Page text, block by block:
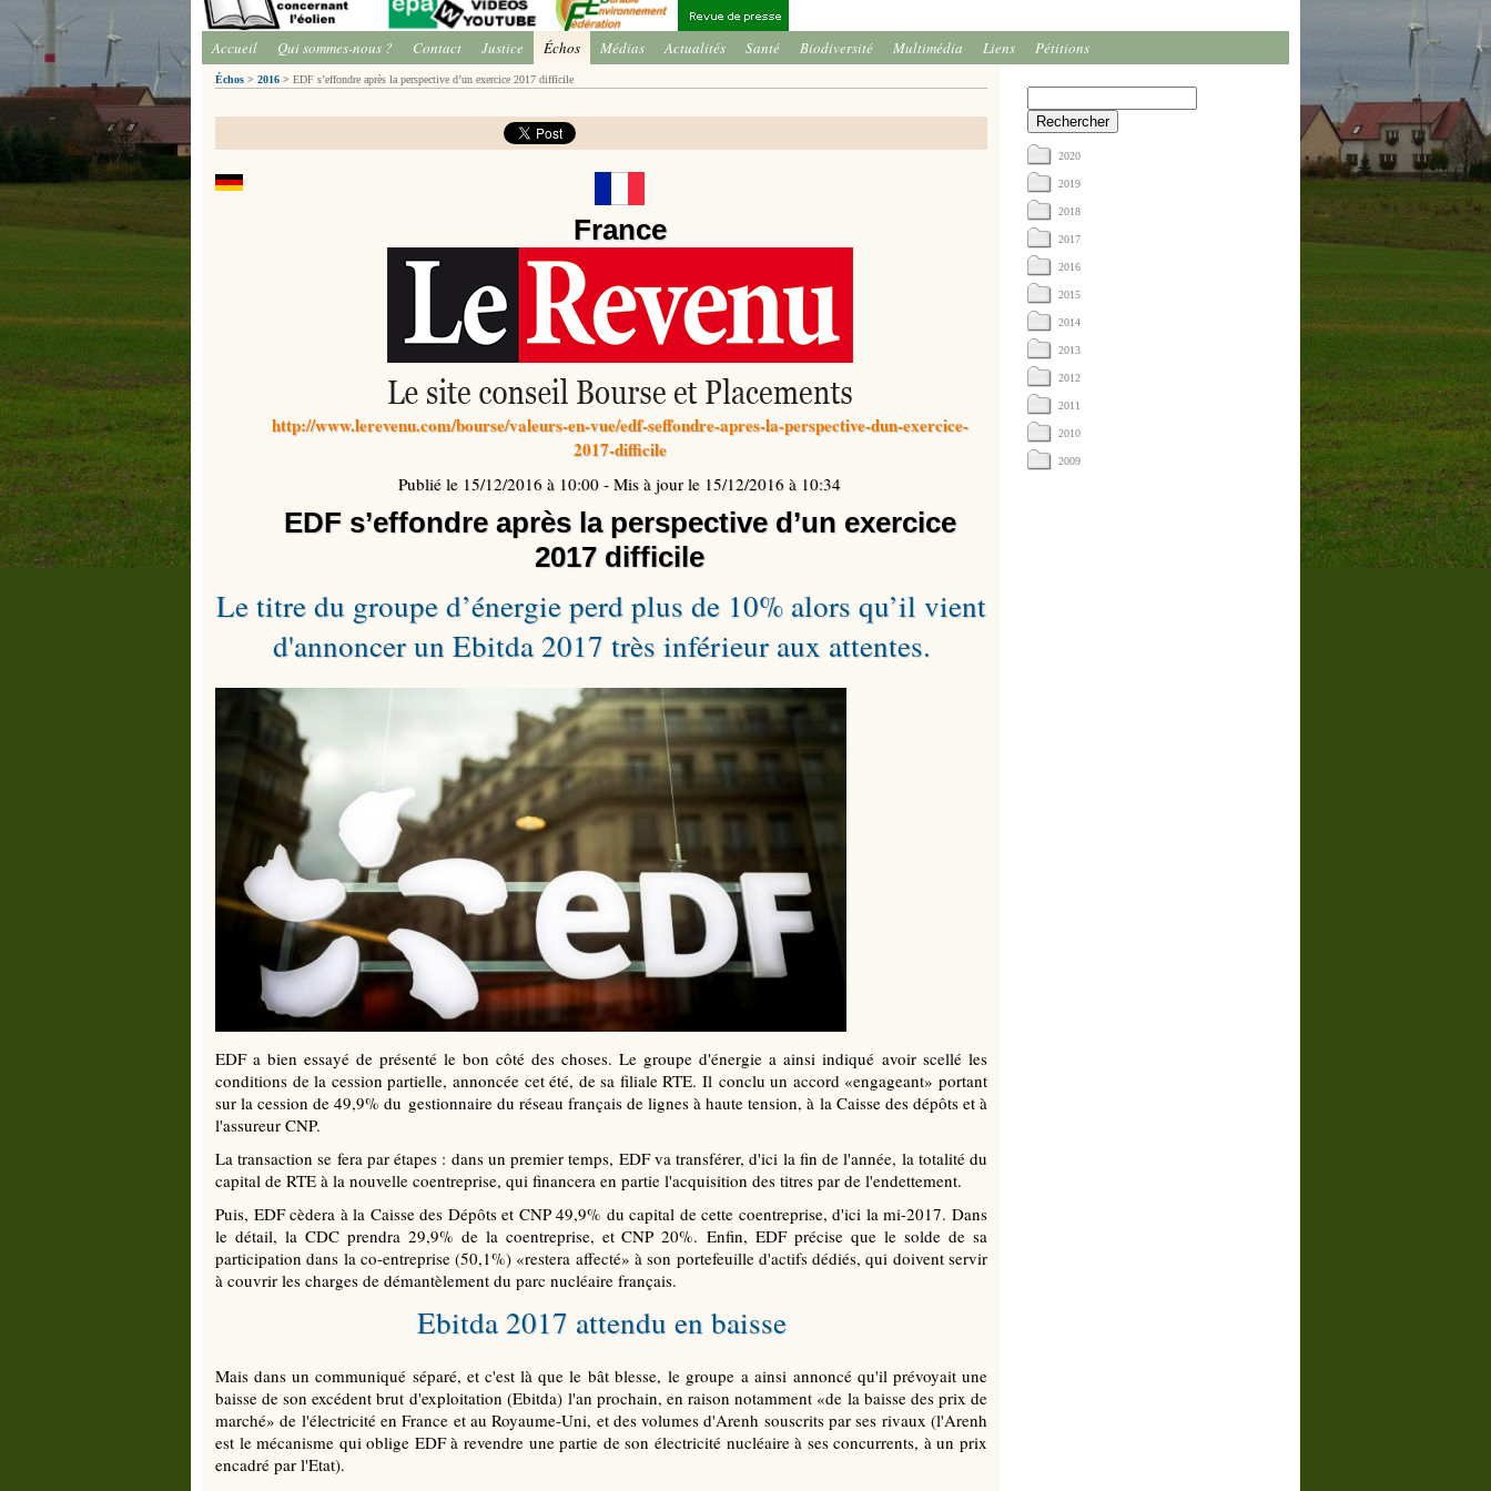
Accueil Qui sommes-nous ? Contact Justice Échos Médias Actualités Santé Biodiversité Multimédia Liens Pétitions
Échos > 2016 > EDF s’effondre après la perspective d’un exercice 2017 difficile
France
http://www.lerevenu.com/bourse/valeurs-en-vue/edf-seffondre-apres-la-perspective-dun-exercice-
2017-difficile
Publié le 15/12/2016 à 10:00 - Mis à jour le 15/12/2016 à 10:34
EDF s’effondre après la perspective d’un exercice
2017 difficile
Le titre du groupe d’énergie perd plus de 10% alors qu’il vient
d'annoncer un Ebitda 2017 très inférieur aux attentes.
EDF a bien essayé de présenté le bon côté des choses. Le groupe d'énergie a ainsi indiqué avoir scellé les
conditions de la cession partielle, annoncée cet été, de sa filiale RTE. Il conclu un accord «engageant» portant
sur la cession de 49,9% du gestionnaire du réseau français de lignes à haute tension, à la Caisse des dépôts et à
l'assureur CNP.
La transaction se fera par étapes : dans un premier temps, EDF va transférer, d'ici la fin de l'année, la totalité du
capital de RTE à la nouvelle coentreprise, qui financera en partie l'acquisition des titres par de l'endettement.
Puis, EDF cèdera à la Caisse des Dépôts et CNP 49,9% du capital de cette coentreprise, d'ici la mi-2017. Dans
le détail, la CDC prendra 29,9% de la coentreprise, et CNP 20%. Enfin, EDF précise que le solde de sa
participation dans la co-entreprise (50,1%) «restera affecté» à son portefeuille d'actifs dédiés, qui doivent servir
à couvrir les charges de démantèlement du parc nucléaire français.
Ebitda 2017 attendu en baisse
Mais dans un communiqué séparé, et c'est là que le bât blesse, le groupe a ainsi annoncé qu'il prévoyait une
baisse de son excédent brut d'exploitation (Ebitda) l'an prochain, en raison notamment «de la baisse des prix de
marché» de l'électricité en France et au Royaume-Uni, et des volumes d'Arenh souscrits par ses rivaux (l'Arenh
est le mécanisme qui oblige EDF à revendre une partie de son électricité nucléaire à ses concurrents, à un prix
encadré par l'Etat).